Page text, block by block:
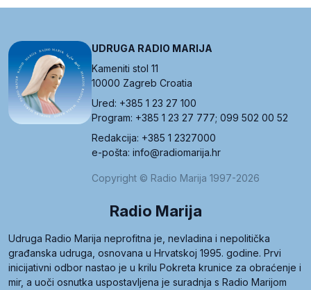
UDRUGA RADIO MARIJA
Kameniti stol 11
10000 Zagreb Croatia
Ured: +385 1 23 27 100
Program: +385 1 23 27 777; 099 502 00 52
Redakcija: +385 1 2327000
e-pošta: info@radiomarija.hr
Copyright © Radio Marija 1997-2026
Radio Marija
Udruga Radio Marija neprofitna je, nevladina i nepolitička
građanska udruga, osnovana u Hrvatskoj 1995. godine. Prvi
inicijativni odbor nastao je u krilu Pokreta krunice za obraćenje i
mir, a uoči osnutka uspostavljena je suradnja s Radio Marijom